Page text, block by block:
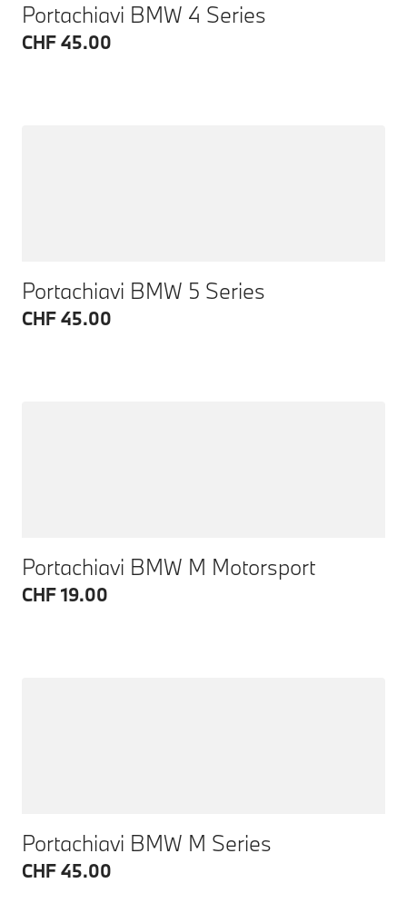
Portachiavi BMW 4 Series
CHF 45.00
Portachiavi BMW 5 Series
CHF 45.00
Portachiavi BMW M Motorsport
CHF 19.00
Portachiavi BMW M Series
CHF 45.00